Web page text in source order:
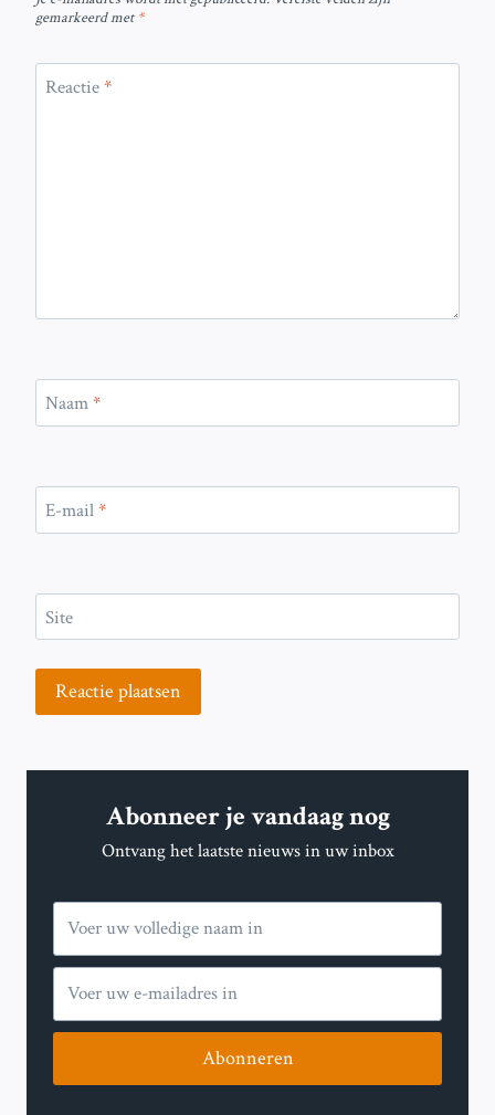
gemarkeerd met*
Reactie*
Naam*
E-mail*
Site
Abonneer je vandaag nog
Ontvang het laatste nieuws in uw inbox
Abonneren